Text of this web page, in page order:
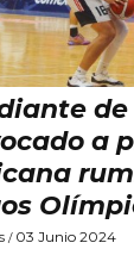
de
a
/ 03 Junio 2024